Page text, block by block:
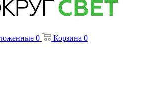
0 Корзина 0